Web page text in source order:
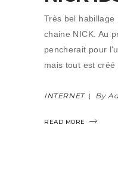
Très bel habillage
chaine NICK. Au
pencherait pour
mais tout est créé
INTERNET By
READ MORE